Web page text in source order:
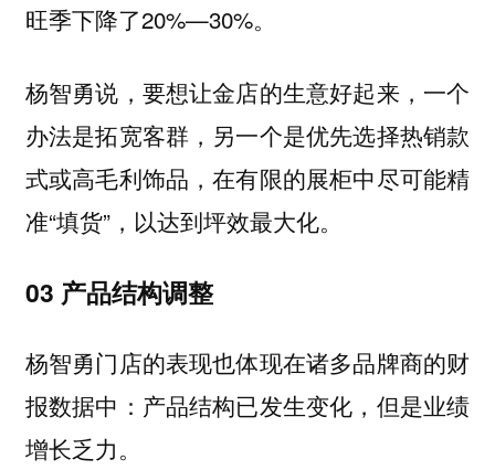
旺季下降了20%—30%。
杨智勇说，要想让金店的生意好起来，一个
办法是拓宽客群，另一个是优先选择热销款
式或高毛利饰品，在有限的展柜中尽可能精
准“填货”，以达到坪效最大化。
03 产品结构调整
杨智勇门店的表现也体现在诸多品牌商的财
报数据中：产品结构已发生变化，但是业绩
增长乏力。